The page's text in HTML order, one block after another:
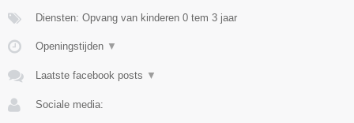
Diensten: Opvang van kinderen 0 tem 3 jaar
Openingstijden ▼
Laatste facebook posts ▼
Sociale media: